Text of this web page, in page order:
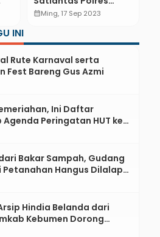
Arif-Rista Jamin
calendar_monthJum, 26 Feb 2021
INI
Rute Karnaval serta
Fest Bareng Gus Azmi
Ini Daftar
Agenda Peringatan HUT ke-
Hari Jadi ke-397 Kabupaten
Bakar Sampah, Gudang
Petanahan Hangus Dilalap
Hindia Belanda dari
Kebumen Dorong
Sejarah, Geopark, dan